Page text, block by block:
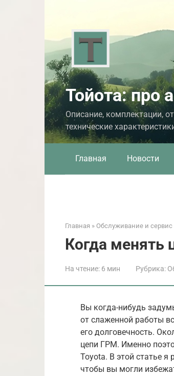
Тойота: про
Описание, комплектации,
технические
Главная Новости
Главная » Обслуживание и сервис
Когда менять
На чтение: 6 мин Рубрика:
Вы когда-нибудь
от слаженной работы
его долговечность.
цепи ГРМ. Именно
Toyota. В этой статье я
чтобы вы могли